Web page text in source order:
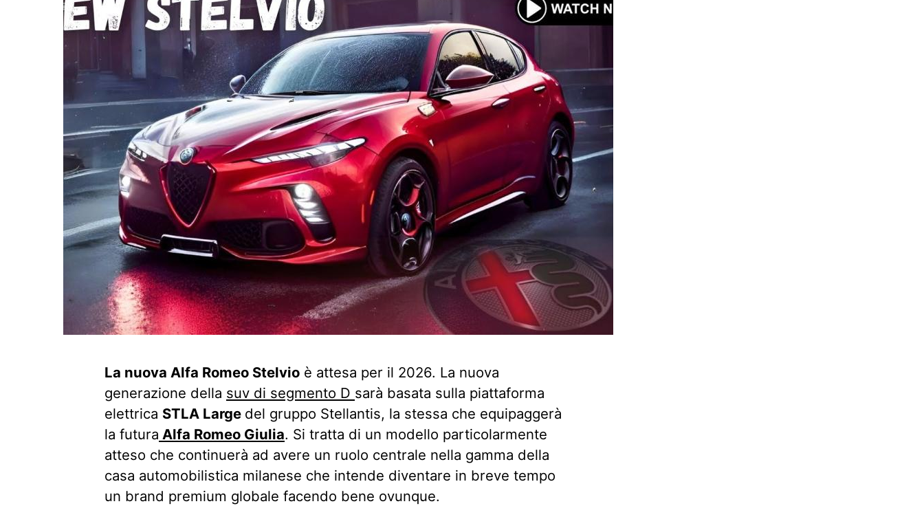
La nuova Alfa Romeo Stelvio è attesa per il 2026. La nuova
generazione della suv di segmento D sarà basata sulla piattaforma
elettrica STLA Large del gruppo Stellantis, la stessa che equipaggerà
la futura Alfa Romeo Giulia. Si tratta di un modello particolarmente
atteso che continuerà ad avere un ruolo centrale nella gamma della
casa automobilistica milanese che intende diventare in breve tempo
un brand premium globale facendo bene ovunque.